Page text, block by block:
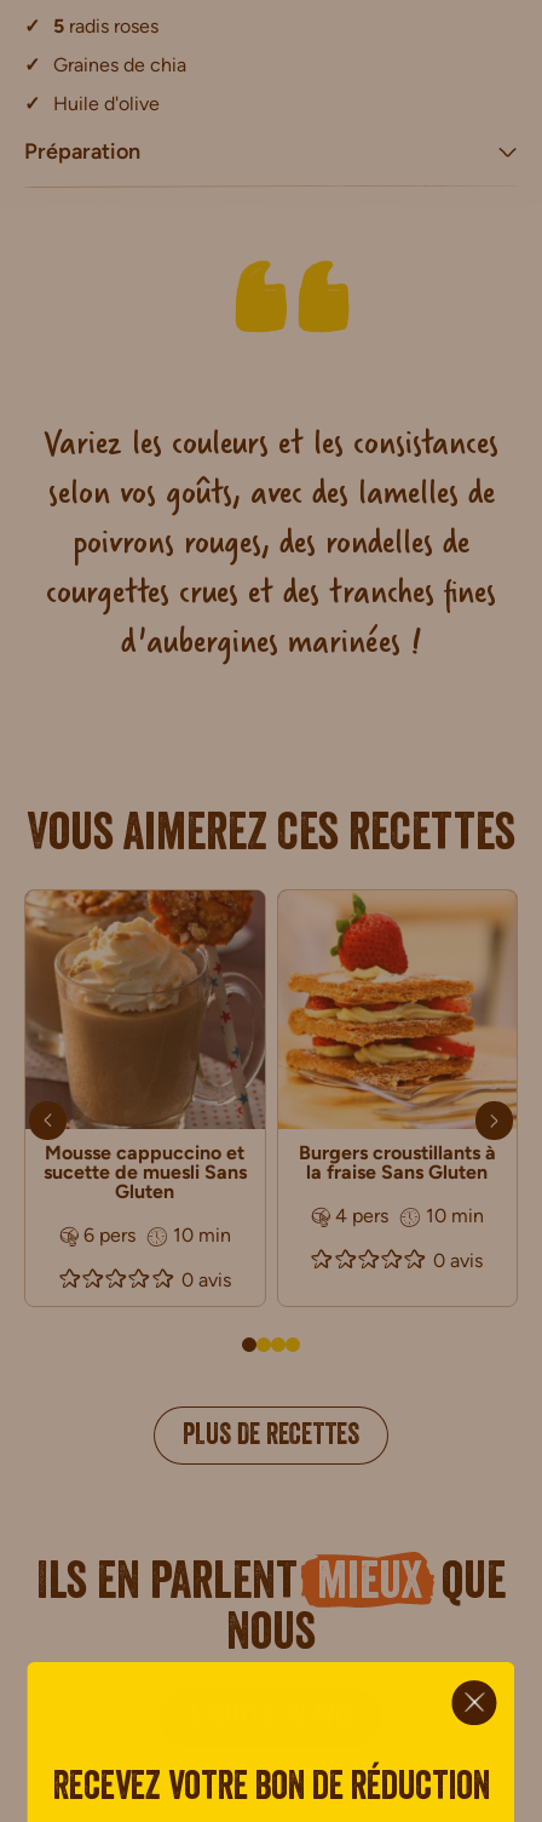
5 radis roses
Graines de chia
Huile d'olive
Préparation
Variez les couleurs et les consistances
selon vos goûts, avec des lamelles de
poivrons rouges, des rondelles de
courgettes crues et des tranches fines
d'aubergines marinées !
Vous aimerez ces recettes
Mousse cappuccino et
sucette de muesli Sans
Gluten
6 pers
10 min
0 avis
Burgers croustillants à
la fraise Sans Gluten
4 pers
10 min
0 avis
PLUS DE RECETTES
Ils en parlent mieuxque
nous
Pas encore de commentaire.
Recevez votre bon de réduction